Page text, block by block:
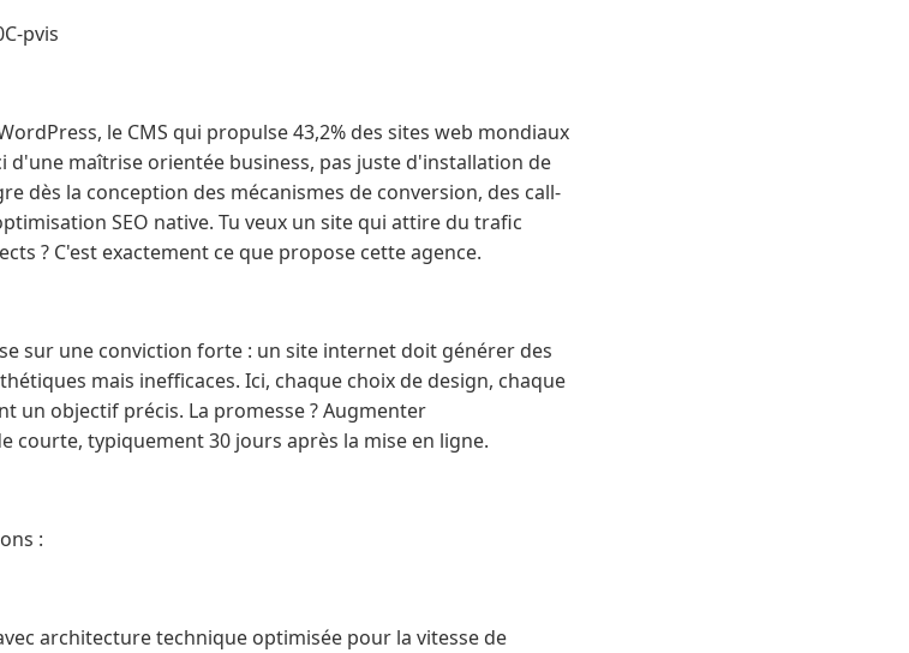
pvis
le CMS qui propulse 43,2% des sites web mondiaux
d'une maîtrise orientée business, pas juste d'installation de
dès la conception des mécanismes de conversion, des call-
SEO native. Tu veux un site qui attire du trafic
? C'est exactement ce que propose cette agence.
sur une conviction forte : un site internet doit générer des
mais inefficaces. Ici, chaque choix de design, chaque
un objectif précis. La promesse ? Augmenter
courte, typiquement 30 jours après la mise en ligne.
:
architecture technique optimisée pour la vitesse de